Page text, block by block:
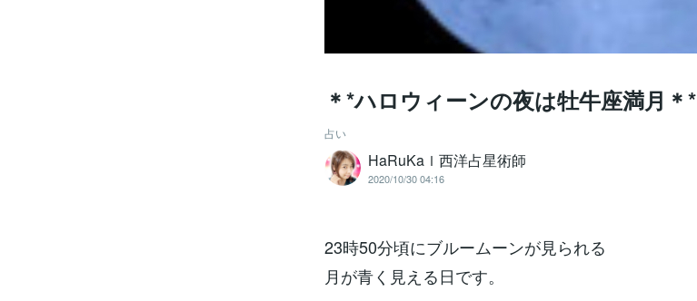
＊*ハロウィーンの夜は牡牛座満月＊*
占い
HaRuKaｌ西洋占星術師
2020/10/30 04:16
23時50分頃にブルームーンが見られる
月が青く見える日です。